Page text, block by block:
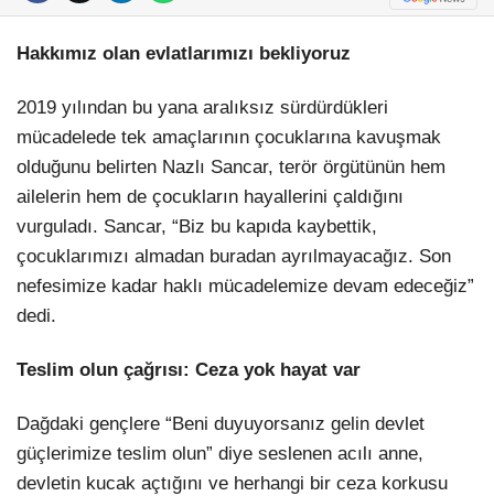
Hakkımız olan evlatlarımızı bekliyoruz
2019 yılından bu yana aralıksız sürdürdükleri
mücadelede tek amaçlarının çocuklarına kavuşmak
olduğunu belirten Nazlı Sancar, terör örgütünün hem
ailelerin hem de çocukların hayallerini çaldığını
vurguladı. Sancar, “Biz bu kapıda kaybettik,
çocuklarımızı almadan buradan ayrılmayacağız. Son
nefesimize kadar haklı mücadelemize devam edeceğiz”
dedi.
Teslim olun çağrısı: Ceza yok hayat var
Dağdaki gençlere “Beni duyuyorsanız gelin devlet
güçlerimize teslim olun” diye seslenen acılı anne,
devletin kucak açtığını ve herhangi bir ceza korkusu